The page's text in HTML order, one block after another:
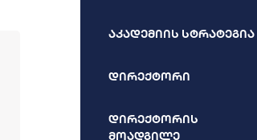
აკადემიის სტრატეგია
დირექტორი
დირექტორის
მოადგილე